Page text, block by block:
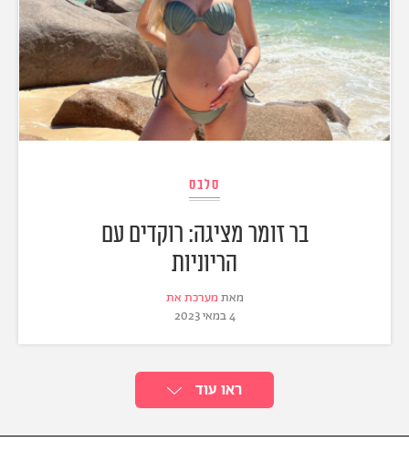
סלבס
בר זומר מציגה: רוקדים עם
הריוניות
מאת מערכת את
4 במאי 2023
ראו עוד